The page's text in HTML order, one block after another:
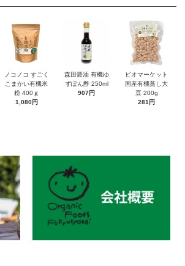
ノコノコ すごく
こまかい有機米
粉 400ｇ
1,080円
森田醤油 有機ゆ
ずぽん酢 250ml
907円
ビオマーケット
国産有機蒸し大
豆 200g
281円